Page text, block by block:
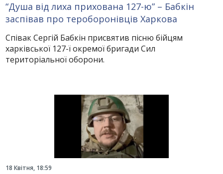
“Душа від лиха прихована 127-ю” – Бабкін
заспівав про тероборонівців Харкова
Співак Сергій Бабкін присвятив пісню бійцям
харківської 127-ї окремої бригади Сил
територіальної оборони.
18 Квітня, 18:59